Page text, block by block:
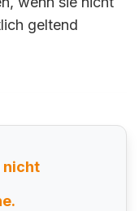
geltend
nicht